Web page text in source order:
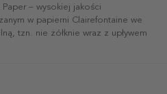
– wysokiej jakości
w papierni Clairefontaine we
tzn. nie żółknie wraz z upływem